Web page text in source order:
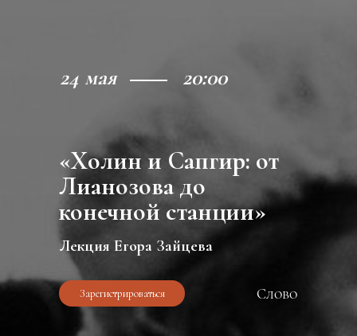
«Холин и Сапгир: от
Лианозова до
конечной станции»
Слово
24 мая 20:00
Зарегистрироваться
Лекция Егора Зайцева